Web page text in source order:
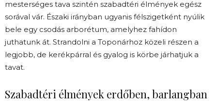
mesterséges tava szintén szabadtéri élmények egész
sorával vár. Északi irányban ugyanis félszigetként nyúlik
bele egy csodás arborétum, amelyhez fahídon
juthatunk át. Strandolni a Toponárhoz közeli részen a
legjobb, de kerékpárral és gyalog is körbe járhatjuk a
tavat.
Szabadtéri élmények erdőben, barlangban